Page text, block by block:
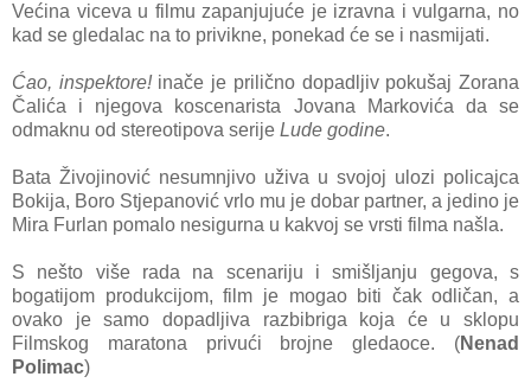
Većina viceva u filmu zapanjujuće je izravna i vulgarna, no
kad se gledalac na to privikne, ponekad će se i nasmijati.
Ćao, inspektore!inače je prilično dopadljiv pokušaj Zorana
Čalića i njegova koscenarista Jovana Markovića da se
odmaknu od stereotipova serije Lude godine.
Bata Živojinović nesumnjivo uživa u svojoj ulozi policajca
Bokija, Boro Stjepanović vrlo mu je dobar partner, a jedino je
Mira Furlan pomalo nesigurna u kakvoj se vrsti filma našla.
S nešto više rada na scenariju i smišljanju gegova, s
bogatijom produkcijom, film je mogao biti čak odličan, a
ovako je samo dopadljiva razbibriga koja će u sklopu
Filmskog maratona privući brojne gledaoce. (Nenad
Polimac)